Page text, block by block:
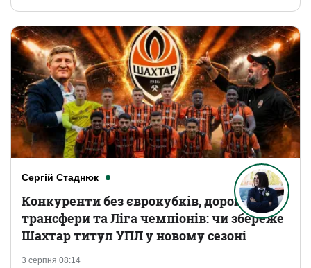
Сергій Стаднюк
3 серпня 08:14
Конкуренти без єврокубків, дорогі
трансфери та Ліга чемпіонів: чи збереже
Шахтар титул УПЛ у новому сезоні